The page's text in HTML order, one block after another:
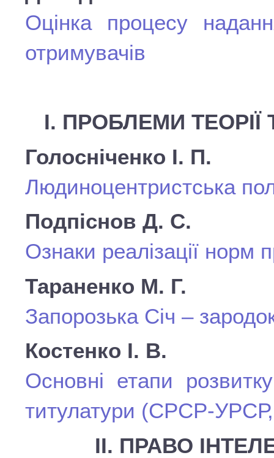
Оцінка процесу
отримувачів
І. ПРОБЛЕМИ ТЕОРІЇ
Голосніченко І. П.
Людиноцентристська
Подпіснов Д. С.
Ознаки реалізації норм
Тараненко М. Г.
Запорозька Січ –
Костенко І. В.
Основні етапи
титулатури (СРСР-
ІІ. ПРАВО